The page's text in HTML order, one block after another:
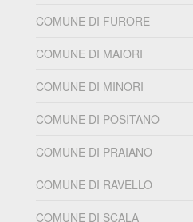
COMUNE DI FURORE
COMUNE DI MAIORI
COMUNE DI MINORI
COMUNE DI POSITANO
COMUNE DI PRAIANO
COMUNE DI RAVELLO
COMUNE DI SCALA